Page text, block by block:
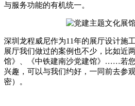
与服务功能的有机统一。
深圳龙程威尼作为11年的展厅设计施
展厅我们做过的案例也不少，比如近
馆》、《中铁建南沙党建馆》……若
兴趣，可以与我们约好，一同前去参
密）。